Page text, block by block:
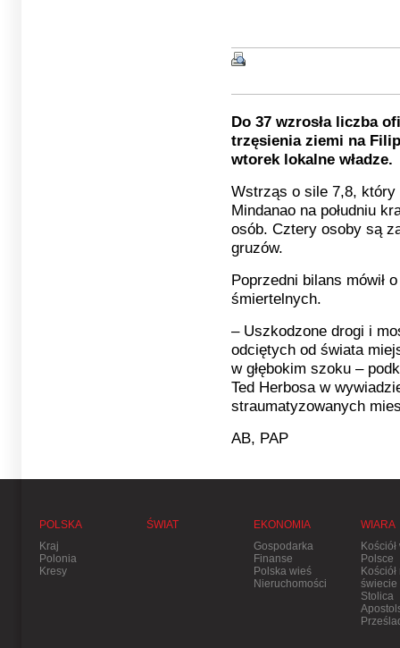
Do 37 wzrosła liczba
trzęsienia ziemi na
wtorek lokalne władze.
Wstrząs o sile 7,8, który
Mindanao na południu
osób. Cztery osoby są
gruzów.
Poprzedni bilans mówił
śmiertelnych.
– Uszkodzone drogi i
odciętych od świata
w głębokim szoku –
Ted Herbosa w
straumatyzowanych
AB, PAP
POLSKA
Kraj
Polonia
Kresy
ŚWIAT
EKONOMIA
Gospodarka
Finanse
Polska wieś
Nieruchomości
WIARA
Kościół
Polsce
Kościół
świecie
Stolica